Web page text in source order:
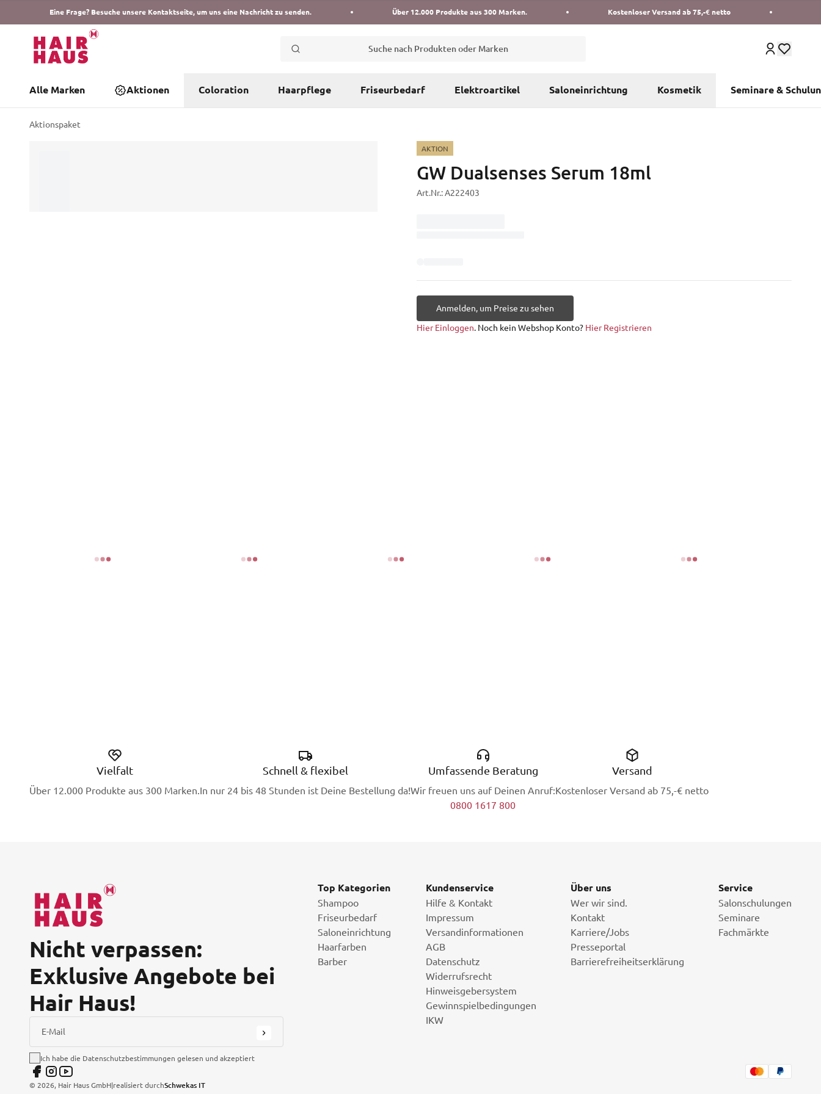
Eine Frage? Besuche unsere Kontaktseite, um uns eine Nachricht zu senden. Über 12.000 Produkte aus 300 Marken. Kostenloser Versand ab 75,-€ netto
Suche nach Produkten oder Marken
Alle Marken Aktionen Coloration Haarpflege Friseurbedarf Elektroartikel Saloneinrichtung Kosmetik Seminare &
Aktionspaket
AKTION
GW Dualsenses Serum 18ml
Art.Nr.:A222403
Anmelden, um Preise zu sehen
Hier Einloggen. Noch kein Webshop Konto? Hier Registrieren
Vielfalt
Über 12.000 Produkte aus 300 Marken.
Schnell & flexibel
In nur 24 bis 48 Stunden ist Deine Bestellung da!
Umfassende Beratung
Wir freuen uns auf Deinen Anruf:
0800 1617 800
Versand
Kostenloser Versand ab 75,-€ netto
Nicht verpassen:
Exklusive Angebote bei
Hair Haus!
E-Mail
Ich habe die Datenschutzbestimmungen gelesen und akzeptiert
Top Kategorien
Shampoo
Friseurbedarf
Saloneinrichtung
Haarfarben
Barber
Kundenservice
Hilfe & Kontakt
Impressum
Versandinformationen
AGB
Datenschutz
Widerrufsrecht
Hinweisgebersystem
Gewinnspielbedingungen
IKW
Über uns
Wer wir sind.
Kontakt
Karriere/Jobs
Presseportal
Barrierefreiheitserklärung
Service
Salonschulungen
Seminare
Fachmärkte
© 2026, Hair Haus GmbH|realisiert durchSchwekas IT